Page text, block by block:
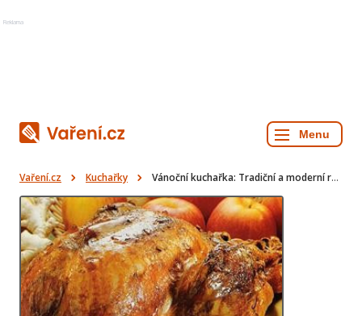
Reklama
Vaření.cz Kuchařky Vánoční kuchařka: Tradiční a moderní recepty pro sváteční hosty